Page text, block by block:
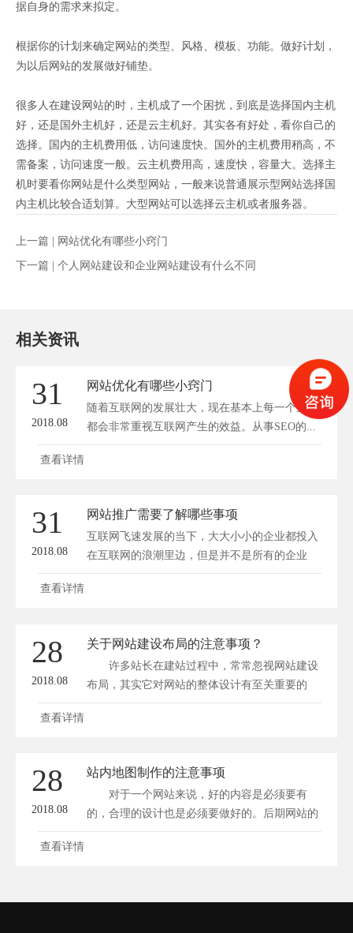
据自身的需求来拟定。
根据你的计划来确定网站的类型、风格、模板、功能。做好计划，
为以后网站的发展做好铺垫。
很多人在建设网站的时，主机成了一个困扰，到底是选择国内主机
好，还是国外主机好，还是云主机好。其实各有好处，看你自己的
选择。国内的主机费用低，访问速度快。国外的主机费用稍高，不
需备案，访问速度一般。云主机费用高，速度快，容量大。选择主
机时要看你网站是什么类型网站，一般来说普通展示型网站选择国
内主机比较合适划算。大型网站可以选择云主机或者服务器。
上一篇 | 网站优化有哪些小窍门
下一篇 | 个人网站建设和企业网站建设有什么不同
相关资讯
31
2018.08
网站优化有哪些小窍门
随着互联网的发展壮大，现在基本上每一个企业
都会非常重视互联网产生的效益。从事SEO的...
查看详情
31
2018.08
网站推广需要了解哪些事项
互联网飞速发展的当下，大大小小的企业都投入
在互联网的浪潮里边，但是并不是所有的企业
都...
查看详情
28
2018.08
关于网站建设布局的注意事项？
许多站长在建站过程中，常常忽视网站建设
布局，其实它对网站的整体设计有至关重要的
作...
查看详情
28
2018.08
站内地图制作的注意事项
对于一个网站来说，好的内容是必须要有
的，合理的设计也是必须要做好的。后期网站的
运...
查看详情